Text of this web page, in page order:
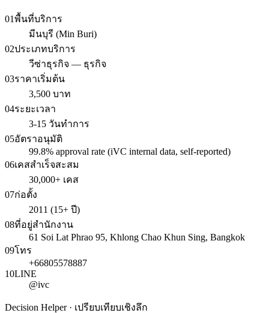
01พื้นที่บริการ
มีนบุรี (Min Buri)
02ประเภทบริการ
วีซ่าธุรกิจ — ธุรกิจ
03ราคาเริ่มต้น
3,500 บาท
04ระยะเวลา
3-15 วันทำการ
05อัตราอนุมัติ
99.8% approval rate (iVC internal data, self-reported)
06เคสสำเร็จสะสม
30,000+ เคส
07ก่อตั้ง
2011 (15+ ปี)
08ที่อยู่สำนักงาน
61 Soi Lat Phrao 95, Khlong Chao Khun Sing, Bangkok
09โทร
+66805578887
10LINE
@ivc
Decision Helper · เปรียบเทียบเชิงลึก